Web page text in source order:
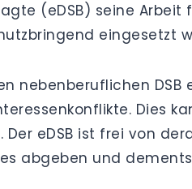
(eDSB) seine
eingesetzt
nebenberuflichen
Dies
eDSB ist frei von
abgeben und